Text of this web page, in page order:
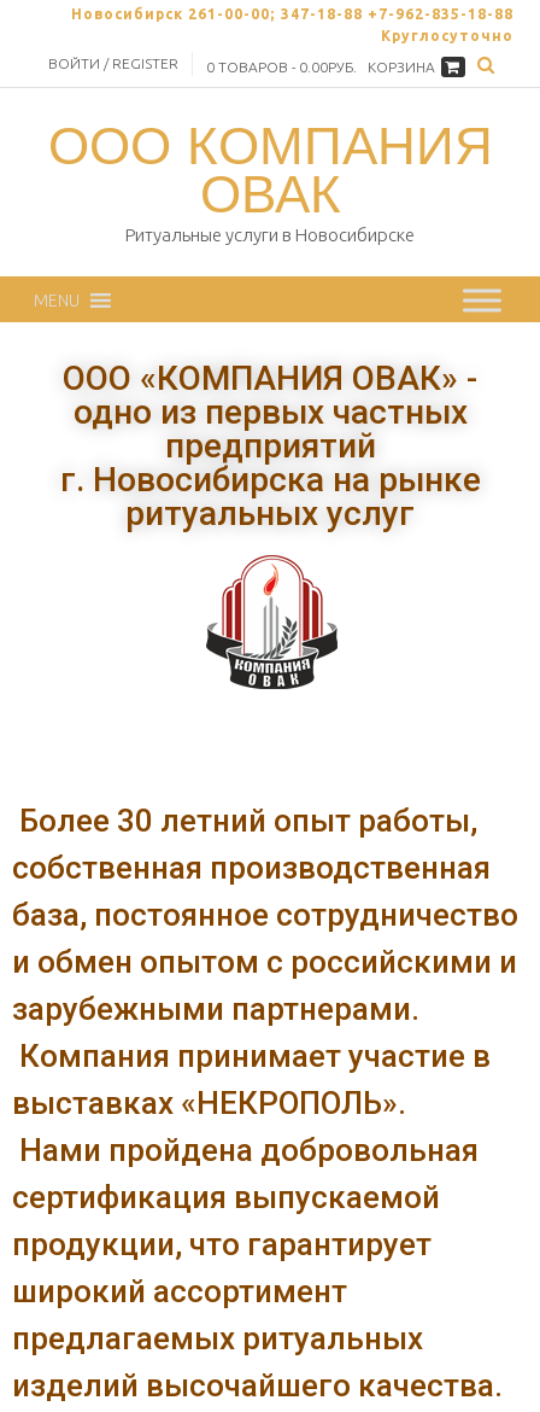
Новосибирск 261-00-00; 347-18-88 +7-962-835-18-88
Круглосуточно
ВОЙТИ / REGISTER
0 ТОВАРОВ - 0.00РУБ. КОРЗИНА
ООО КОМПАНИЯ
ОВАК
Ритуальные услуги в Новосибирске
MENU
ООО «КОМПАНИЯ ОВАК» -
одно из первых частных
предприятий
г. Новосибирска на рынке
ритуальных услуг
Более 30 летний опыт работы,
собственная производственная
база, постоянное сотрудничество
и обмен опытом с российскими и
зарубежными партнерами.
Компания принимает участие в
выставках «НЕКРОПОЛЬ».
Нами пройдена добровольная
сертификация выпускаемой
продукции, что гарантирует
широкий ассортимент
предлагаемых ритуальных
изделий высочайшего качества.